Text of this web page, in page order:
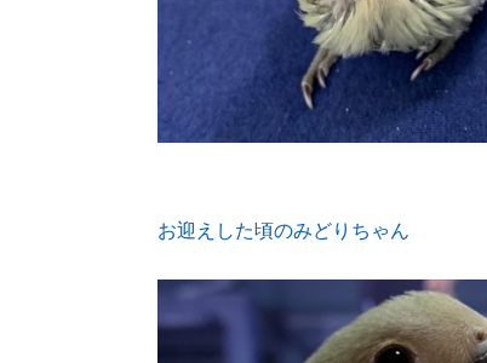
お迎えした頃のみどりちゃん